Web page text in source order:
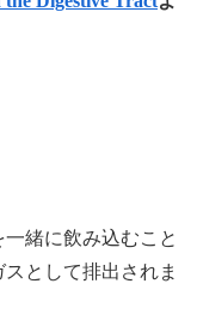
緒に飲み込むこと
として排出されま